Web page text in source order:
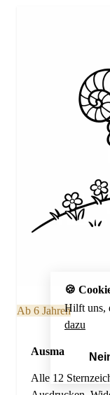
Ab 6 Jahren
Ausmalbilder
Alle 12
🍪
Hilft uns,
dazu